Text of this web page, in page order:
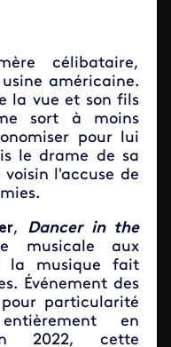
célibataire,
américaine.
la vue et son fils
sort à moins
pour lui
le drame de sa
l'accuse de
, Dancer in the
musicale aux
la musique fait
Événement des
particularité
en
2022, cette